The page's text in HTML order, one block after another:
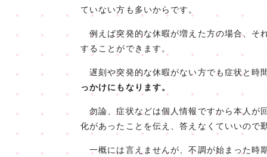
ていない方も多いからです。
例えば突発的な休暇が増えた方の場合、そ
することができます。
遅刻や突発的な休暇がない方でも症状と時
っかけにもなります。
勿論、症状などは個人情報ですから本人が
化があったことを伝え、答えなくていいので
一概には言えませんが、不調が始まった時